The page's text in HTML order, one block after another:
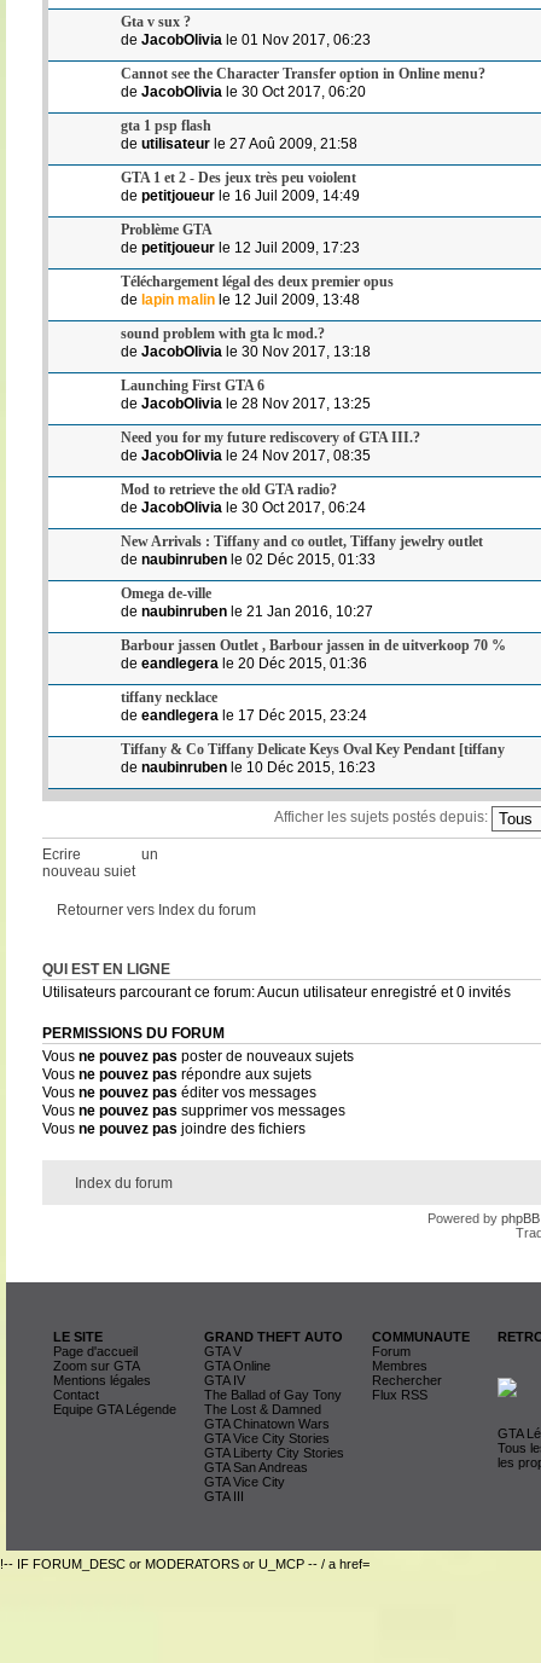
Gta v sux ?
de JacobOlivia le 01 Nov 2017, 06:23
Cannot see the Character Transfer option in Online menu?
de JacobOlivia le 30 Oct 2017, 06:20
gta 1 psp flash
de utilisateurle 27 Aoû 2009, 21:58
GTA 1 et 2 - Des jeux très peu voiolent
de petitjoueurle 16 Juil 2009, 14:49
Problème GTA
de petitjoueurle 12 Juil 2009, 17:23
Téléchargement légal des deux premier opus
de lapin malinle 12 Juil 2009, 13:48
sound problem with gta lc mod.?
de JacobOlivia le 30 Nov 2017, 13:18
Launching First GTA 6
de JacobOlivia le 28 Nov 2017, 13:25
Need you for my future rediscovery of GTA III.?
de JacobOlivia le 24 Nov 2017, 08:35
Mod to retrieve the old GTA radio?
de JacobOlivia le 30 Oct 2017, 06:24
New Arrivals : Tiffany and co outlet, Tiffany jewelry outlet
de naubinrubenle 02 Déc 2015, 01:33
Omega de-ville
de naubinrubenle 21 Jan 2016, 10:27
Barbour jassen Outlet , Barbour jassen in de uitverkoop 70 %
de eandlegera le 20 Déc 2015, 01:36
tiffany necklace
de eandlegera le 17 Déc 2015, 23:24
Tiffany & Co Tiffany Delicate Keys Oval Key Pendant [tiffany
de naubinrubenle 10 Déc 2015, 16:23
Afficher les sujets postés depuis:
Ecrire un
nouveau sujet
Retourner vers Index du forum
QUI EST EN LIGNE
Utilisateurs parcourant ce forum: Aucun utilisateur enregistré et 0 invités
PERMISSIONS DU FORUM
Vous ne pouvez pas poster de nouveaux sujets
Vous ne pouvez pas répondre aux sujets
Vous ne pouvez pas éditer vos messages
Vous ne pouvez pas supprimer vos messages
Vous ne pouvez pas joindre des fichiers
Index du forum
Powered by phpBB
LE SITE
Page d'accueil
Zoom sur GTA
Mentions légales
Contact
Equipe GTA Légende
GRAND THEFT AUTO
GTA V
GTA Online
GTA IV
The Ballad of Gay Tony
The Lost & Damned
GTA Chinatown Wars
GTA Vice City Stories
GTA Liberty City Stories
GTA San Andreas
GTA Vice City
GTA III
COMMUNAUTE
Forum
Membres
Rechercher
Flux RSS
GTA
Tous
les
!-- IF FORUM_DESC or MODERATORS or U_MCP -- / a href=